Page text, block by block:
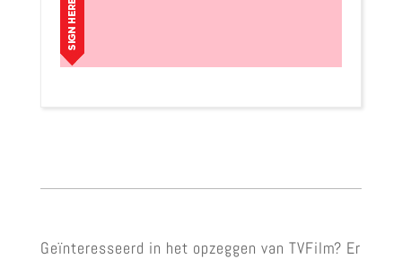
Geïnteresseerd in het opzeggen van TVFilm? Er